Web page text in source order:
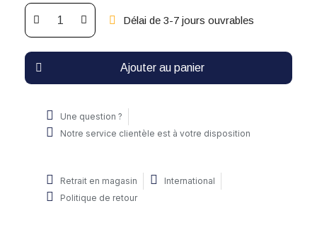
Délai de 3-7 jours ouvrables
Ajouter au panier
Une question ?
Notre service clientèle est à votre disposition
Retrait en magasin
International
Politique de retour